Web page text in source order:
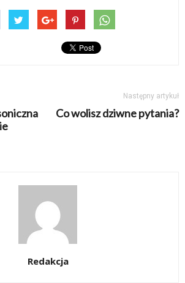
Następny artykuł
Co wolisz dziwne pytania?
Redakcja